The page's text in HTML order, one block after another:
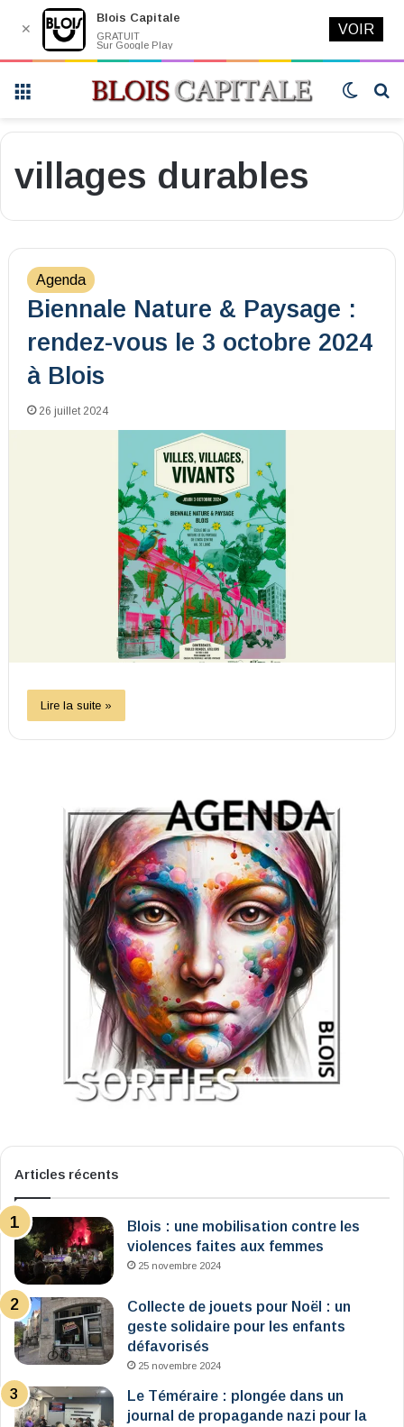
Switch
villages durables
Agenda
Biennale Nature & Paysage :
rendez-vous le 3 octobre 2024
à Blois
26 juillet 2024
Lire la suite »
Articles récents
Blois : une mobilisation contre les
violences faites aux femmes
25 novembre 2024
Collecte de jouets pour Noël : un
geste solidaire pour les enfants
défavorisés
25 novembre 2024
Le Téméraire : plongée dans un
journal de propagande nazi pour la
✕
Blois Capitale
GRATUIT
Sur Google Play
VOIR